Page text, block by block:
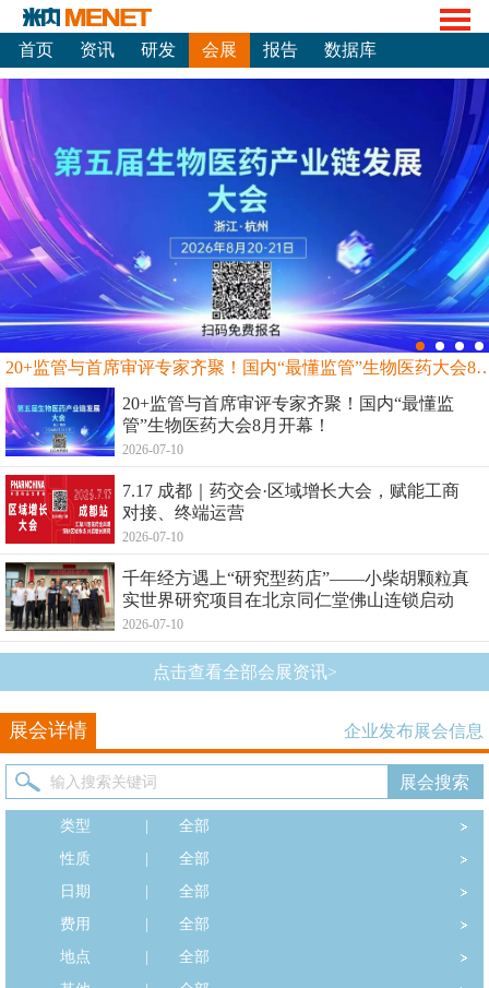
首页 资讯 研发 会展 报告 数据库
20+监管与首席审评专家齐聚！国内“最
20+监管与首席审评专家齐聚！国内“最懂监
管”生物医药大会8月开幕！
2026-07-10
7.17 成都｜药交会·区域增长大会，赋能工商
对接、终端运营
2026-07-10
千年经方遇上“研究型药店”——小柴胡颗粒真
实世界研究项目在北京同仁堂佛山连锁启动
2026-07-10
点击查看全部会展资讯>
展会详情 企业发布展会信息
类型
全部
性质
全部
日期
全部
费用
全部
地点
全部